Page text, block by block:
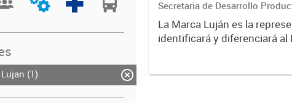
(1)
Secretaria de Desarrollo
La Marca Luján es la
identificará y diferenciará